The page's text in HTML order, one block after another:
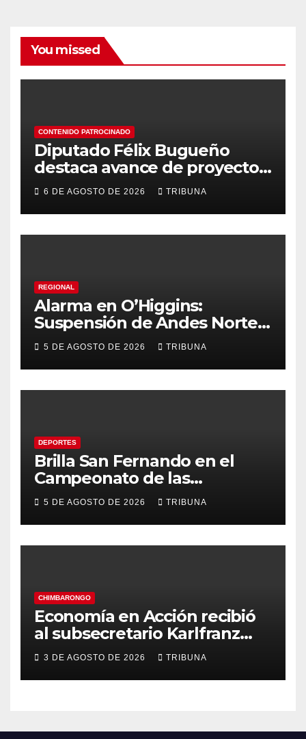
You missed
CONTENIDO PATROCINADO
Diputado Félix Bugueño
destaca avance de proyecto
para fortalecer la detección
temprana del cáncer de
tiroides
6 DE AGOSTO DE 2026 TRIBUNA
REGIONAL
Alarma en O’Higgins:
Suspensión de Andes Norte
golpea con fuerza el empleo
y la economía regional
5 DE AGOSTO DE 2026 TRIBUNA
DEPORTES
Brilla San Fernando en el
Campeonato de las
Américas: Academia de
Gimnasia Rítmica asegura su
pase a la final internacional
5 DE AGOSTO DE 2026 TRIBUNA
CHIMBARONGO
Economía en Acción recibió
al subsecretario Karlfranz
Koehler en Chimbarongo
3 DE AGOSTO DE 2026 TRIBUNA